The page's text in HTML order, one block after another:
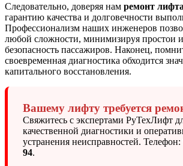
Следовательно, доверяя нам ремонт лифта
гарантию качества и долговечности
Профессионализм наших инженеров
любой сложности, минимизируя простои
безопасность пассажиров. Наконец,
своевременная диагностика обходится
капитального восстановления.
Вашему лифту требуется
Свяжитесь с экспертами РуТехЛифт
качественной диагностики и
устранения неисправностей. Телефон:
94.